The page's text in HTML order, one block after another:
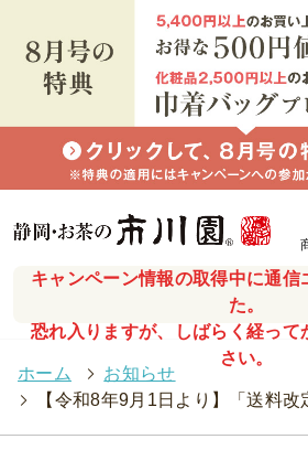
キャンペーン情報の取得中に通信
た。
恐れ入りますが、しばらく経って
さい。
ホーム > お知らせ
>
【令和8年9月1日より】「送料